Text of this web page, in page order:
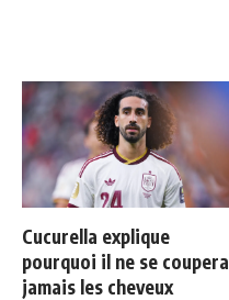
Cucurella explique
pourquoi il ne se coupera
jamais les cheveux